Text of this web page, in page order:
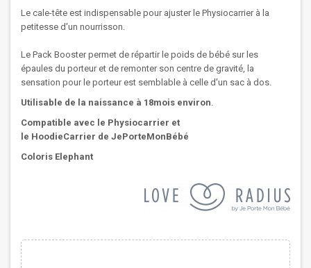
Le cale-tête est indispensable pour ajuster le Physiocarrier à la
petitesse d'un nourrisson.
Le Pack Booster permet de répartir le poids de bébé sur les
épaules du porteur et de remonter son centre de gravité, la
sensation pour le porteur est semblable à celle d'un sac à dos.
Utilisable de la naissance à 18mois environ.
Compatible avec le Physiocarrier et
le HoodieCarrier de JePorteMonBébé
Coloris Elephant